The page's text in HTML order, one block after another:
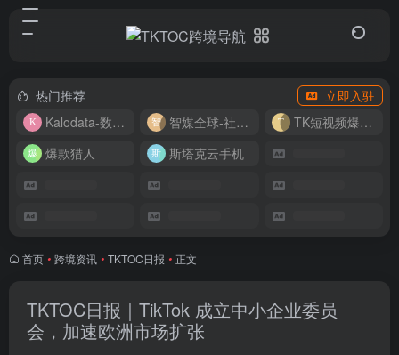
热门推荐
立即入驻
Kalodata-数据分析平台
智媒全球-社媒管理平台
TK短视频爆款复刻
爆款猎人
斯塔克云手机
首页 • 跨境资讯 • TKTOC日报 • 正文
TKTOC日报｜TikTok 成立中小企业委员
会，加速欧洲市场扩张